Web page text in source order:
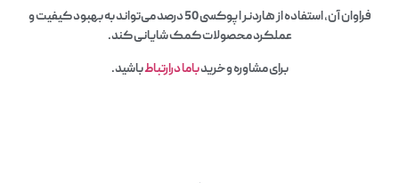
فراوان آن، استفاده از هاردنر اپوکسی 50 درصد می‌تواند به بهبود کیفیت و
عملکرد محصولات کمک شایانی کند.
برای مشاوره وخریدباما درارتباطباشید.